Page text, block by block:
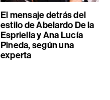
El mensaje detrás del
estilo de Abelardo De la
Espriella y Ana Lucía
Pineda, según una
experta